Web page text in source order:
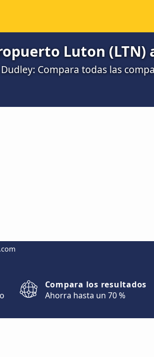
Luton (LTN)
Compara todas las
Compara los resultados
Ahorra hasta un 70 %